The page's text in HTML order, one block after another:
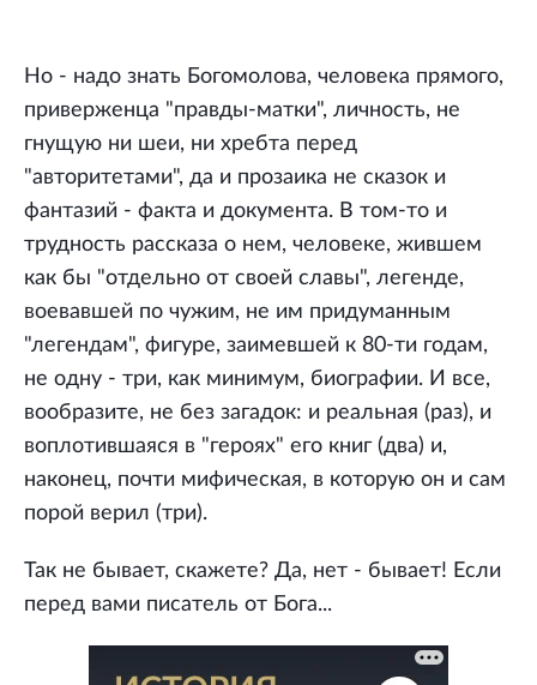
Но - надо знать Богомолова, человека прямого,
приверженца "правды-матки", личность, не
гнущую ни шеи, ни хребта перед
"авторитетами", да и прозаика не сказок и
фантазий - факта и документа. В том-то и
трудность рассказа о нем, человеке, жившем
как бы "отдельно от своей славы", легенде,
воевавшей по чужим, не им придуманным
"легендам", фигуре, заимевшей к 80-ти годам,
не одну - три, как минимум, биографии. И все,
вообразите, не без загадок: и реальная (раз), и
воплотившаяся в "героях" его книг (два) и,
наконец, почти мифическая, в которую он и сам
порой верил (три).
Так не бывает, скажете? Да, нет - бывает! Если
перед вами писатель от Бога...